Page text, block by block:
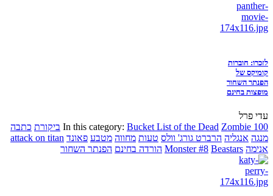
לזכרו: חוברות
קומיקס של
הפנתר השחור
מופצות בחינם
עדי פרל
In this category: Bucket List of the Dead Zombie 100 ביקורת כתבה
מנגה אנגליה הרברט גורג' וולס טעות מחווה מטבע פאונד attack on titan
אנימה
Monster #8 Beastars הורדה בחינם הפנתר השחור